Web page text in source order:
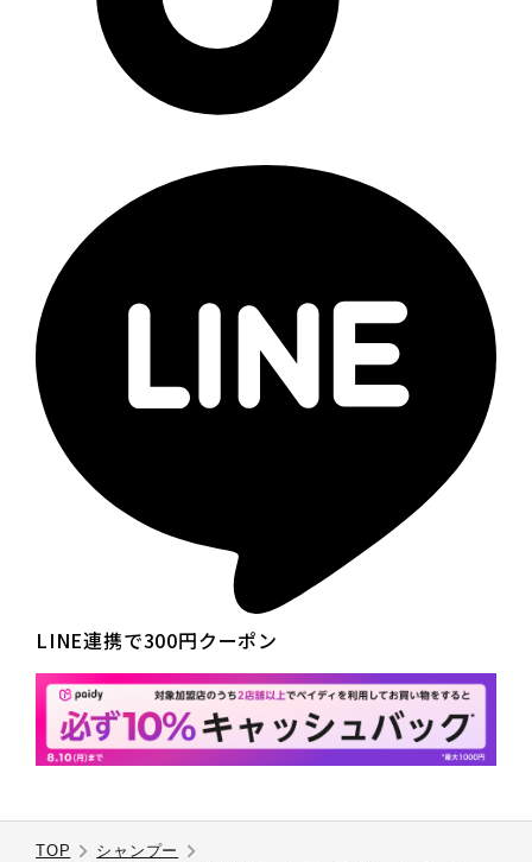
LINE連携で300円クーポン
TOP
シャンプー